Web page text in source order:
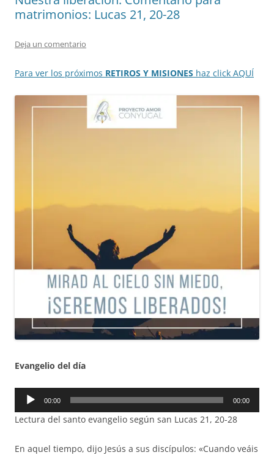
matrimonios: Lucas 21, 20-28
Deja un comentario
Para ver los próximos RETIROS Y MISIONES haz click AQUÍ
Evangelio del día
Reproductor
audio
00:00 00:00
Lectura del santo evangelio según san Lucas 21, 20-28
En aquel tiempo, dijo Jesús a sus discípulos: «Cuando veáis